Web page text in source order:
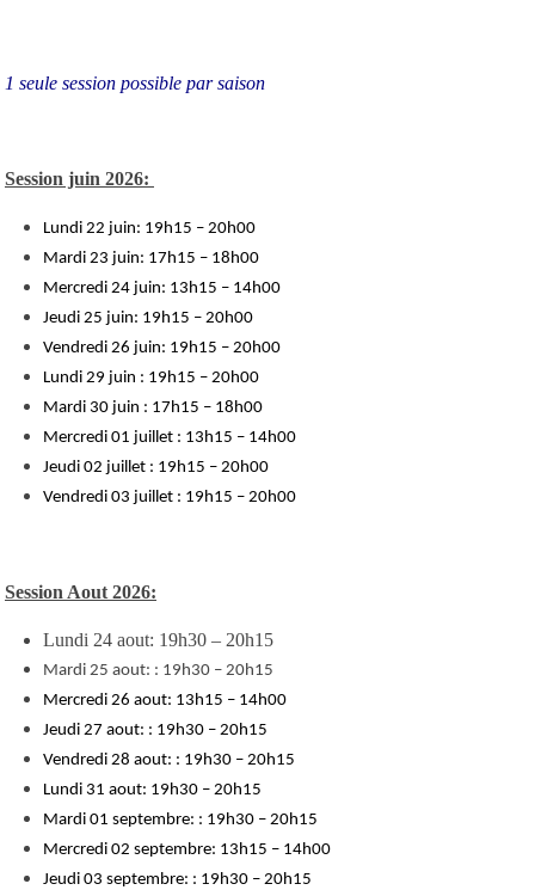
1 seule session possible par saison
Session juin 2026:
Lundi 22 juin: 19h15 – 20h00
Mardi 23 juin: 17h15 – 18h00
Mercredi 24 juin: 13h15 – 14h00
Jeudi 25 juin: 19h15 – 20h00
Vendredi 26 juin: 19h15 – 20h00
Lundi 29 juin : 19h15 – 20h00
Mardi 30 juin : 17h15 – 18h00
Mercredi 01 juillet : 13h15 – 14h00
Jeudi 02 juillet : 19h15 – 20h00
Vendredi 03 juillet : 19h15 – 20h00
Session Aout 2026:
Lundi 24 aout: 19h30 – 20h15
Mardi 25 aout: : 19h30 – 20h15
Mercredi 26 aout: 13h15 – 14h00
Jeudi 27 aout: : 19h30 – 20h15
Vendredi 28 aout: : 19h30 – 20h15
Lundi 31 aout: 19h30 – 20h15
Mardi 01 septembre: : 19h30 – 20h15
Mercredi 02 septembre: 13h15 – 14h00
Jeudi 03 septembre: : 19h30 – 20h15